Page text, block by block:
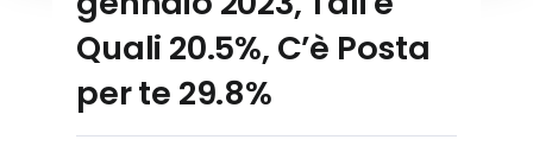
Quali 20.5%, C’è Posta
per te 29.8%